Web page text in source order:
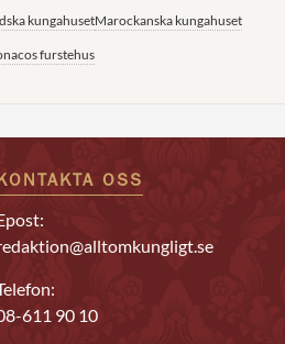
kungahusetMarockanska kungahuset
furstehus
OSS
611 90 10